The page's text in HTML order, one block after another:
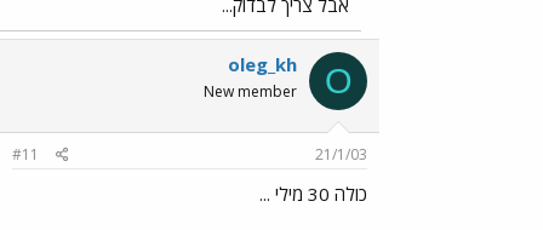
אבל צריך לבדוק...
O
oleg_kh
New member
21/1/03
#11
כולה 30 מילי ...